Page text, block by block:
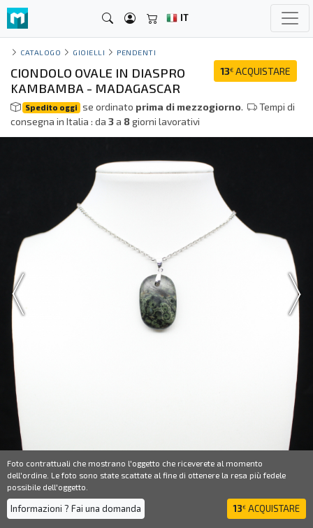
IT
CATALOGO GIOIELLI PENDENTI
13€ ACQUISTARE
CIONDOLO OVALE IN DIASPRO
KAMBAMBA - MADAGASCAR
Spedito oggi se ordinato prima di mezzogiorno.
Tempi di
consegna in Italia : da 3a 8giorni lavorativi
Foto contrattuali che mostrano l'oggetto che riceverete al momento
dell'ordine. Le foto sono state scattate al fine di ottenere la resa più fedele
possibile dell'oggetto.
Informazioni ? Fai una domanda 13€ ACQUISTARE